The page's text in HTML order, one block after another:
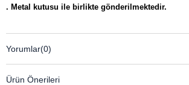
. Metal kutusu ile birlikte gönderilmektedir.
Yorumlar(0)
Ürün Önerileri